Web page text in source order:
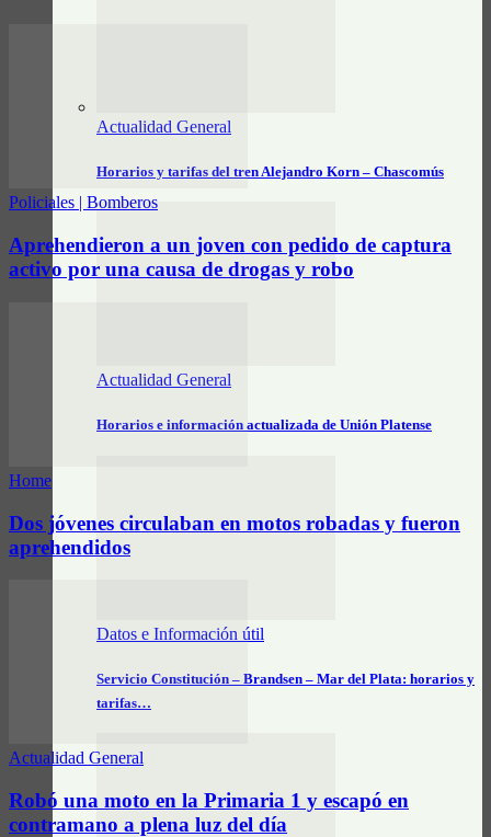
Actualidad General
Horarios y tarifas del tren Alejandro Korn – Chascomús
Actualidad General
Horarios e información actualizada de Unión Platense
Datos e Información útil
Servicio Constitución – Brandsen – Mar del Plata: horarios y
tarifas…
Policiales | Bomberos
Aprehendieron a un joven con pedido de captura
activo por una causa de drogas y robo
Home
Dos jóvenes circulaban en motos robadas y fueron
aprehendidos
Actualidad General
Robó una moto en la Primaria 1 y escapó en
contramano a plena luz del día